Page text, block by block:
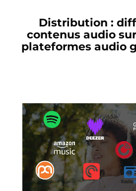
Distribution :
contenus audio
plateformes audio